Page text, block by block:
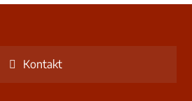
Kontakt